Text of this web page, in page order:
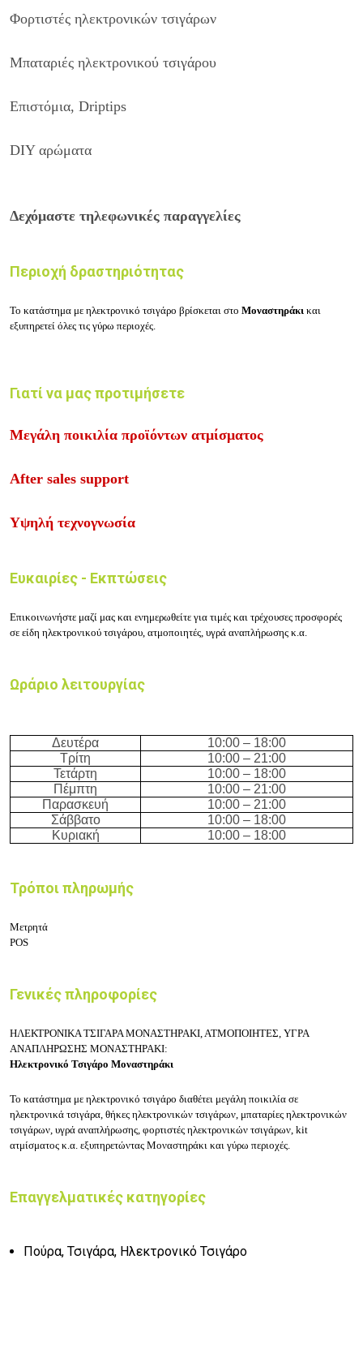
Φορτιστές ηλεκτρονικών τσιγάρων
Μπαταριές ηλεκτρονικού τσιγάρου
Επιστόμια, Driptips
DIY αρώματα
Δεχόμαστε τηλεφωνικές παραγγελίες
Περιοχή δραστηριότητας
Το κατάστημα με ηλεκτρονικό τσιγάρο βρίσκεται στο Μοναστηράκι και
εξυπηρετεί όλες τις γύρω περιοχές.
Γιατί να μας προτιμήσετε
Μεγάλη ποικιλία προϊόντων ατμίσματος
After sales support
Υψηλή τεχνογνωσία
Ευκαιρίες - Εκπτώσεις
Επικοινωνήστε μαζί μας και ενημερωθείτε για τιμές και τρέχουσες προσφορές
σε είδη ηλεκτρονικού τσιγάρου, ατμοποιητές, υγρά αναπλήρωσης κ.α.
Ωράριο λειτουργίας
Δευτέρα 10:00 – 18:00
Τρίτη
10:00 – 21:00
Τετάρτη
10:00 – 18:00
Πέμπτη
10:00 – 21:00
Παρασκευή
10:00 – 21:00
Σάββατο
10:00 – 18:00
Κυριακή
10:00 – 18:00
Τρόποι πληρωμής
Μετρητά
POS
Γενικές πληροφορίες
ΗΛΕΚΤΡΟΝΙΚΑ ΤΣΙΓΑΡΑ ΜΟΝΑΣΤΗΡΑΚΙ, ΑΤΜΟΠΟΙΗΤΕΣ, ΥΓΡΑ
ΑΝΑΠΛΗΡΩΣΗΣ ΜΟΝΑΣΤΗΡΑΚΙ:
Ηλεκτρονικό Τσιγάρο Μοναστηράκι
Το κατάστημα με ηλεκτρονικό τσιγάρο διαθέτει μεγάλη ποικιλία σε
ηλεκτρονικά τσιγάρα, θήκες ηλεκτρονικών τσιγάρων, μπαταρίες ηλεκτρονικών
τσιγάρων, υγρά αναπλήρωσης, φορτιστές ηλεκτρονικών τσιγάρων, kit
ατμίσματος κ.α. εξυπηρετώντας Μοναστηράκι και γύρω περιοχές.
Επαγγελματικές κατηγορίες
Πούρα, Τσιγάρα, Ηλεκτρονικό Τσιγάρο